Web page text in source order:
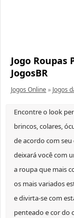
Jogo
JogosBR
Jogos Online» Jogos
Encontre o look
brincos, colares,
de acordo com
deixará você com
a roupa que mais
os mais variados
e divirta-se com
penteado e cor do